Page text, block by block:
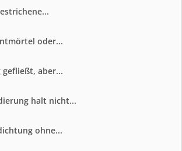
oder...
gefließt, aber...
halt nicht...
ohne...